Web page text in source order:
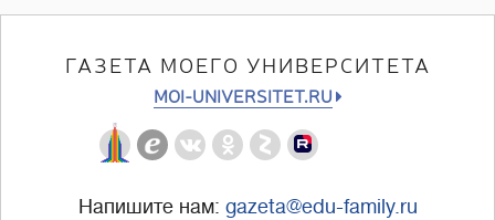
ГАЗЕТА МОЕГО УНИВЕРСИТЕТА
MOI-UNIVERSITET.RU
Напишите нам: gazeta@edu-family.ru